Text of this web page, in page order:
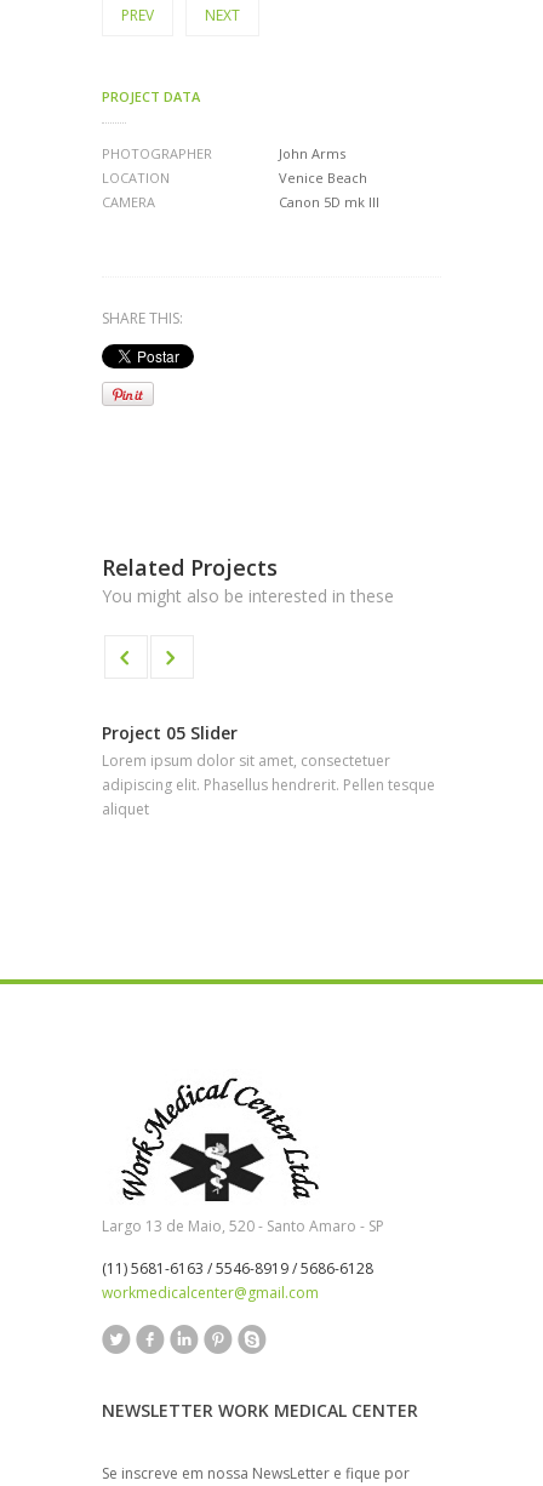
PREV
NEXT
PROJECT DATA
PHOTOGRAPHER
LOCATION
CAMERA
John Arms
Venice Beach
Canon 5D mk III
SHARE THIS:
Related Projects
You might also be interested in these
Project 05 Slider
Lorem ipsum dolor sit amet, consectetuer
adipiscing elit. Phasellus hendrerit. Pellen tesque
aliquet
Largo 13 de Maio, 520 - Santo Amaro - SP
(11) 5681-6163 / 5546-8919 / 5686-6128
workmedicalcenter@gmail.com
NEWSLETTER WORK MEDICAL CENTER
Se inscreve em nossa NewsLetter e fique por